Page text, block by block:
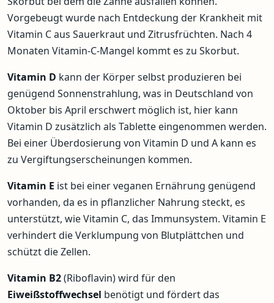
Vorgebeugt wurde nach Entdeckung der Krankheit mit
Vitamin C aus Sauerkraut und Zitrusfrüchten. Nach 4
Monaten Vitamin-C-Mangel kommt es zu Skorbut.
Vitamin D kann der Körper selbst produzieren bei
genügend Sonnenstrahlung, was in Deutschland von
Oktober bis April erschwert möglich ist, hier kann
Vitamin D zusätzlich als Tablette eingenommen werden.
Bei einer Überdosierung von Vitamin D und A kann es
zu Vergiftungserscheinungen kommen.
Vitamin E ist bei einer veganen Ernährung genügend
vorhanden, da es in pflanzlicher Nahrung steckt, es
unterstützt, wie Vitamin C, das Immunsystem. Vitamin E
verhindert die Verklumpung von Blutplättchen und
schützt die Zellen.
Vitamin B2(Riboflavin) wird für den
Eiweißstoffwechsel benötigt und fördert das